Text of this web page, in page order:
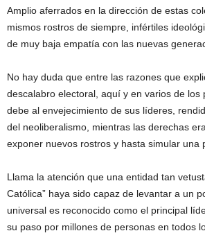
Amplio aferrados en la dirección de estas
mismos rostros de siempre, infértiles
de muy baja empatía con las nuevas
No hay duda que entre las razones que
descalabro electoral, aquí y en varios de los
debe al envejecimiento de sus líderes,
del neoliberalismo, mientras las derechas
exponer nuevos rostros y hasta simular una
Llama la atención que una entidad tan
Católica” haya sido capaz de levantar a un
universal es reconocido como el principal
su paso por millones de personas en todos